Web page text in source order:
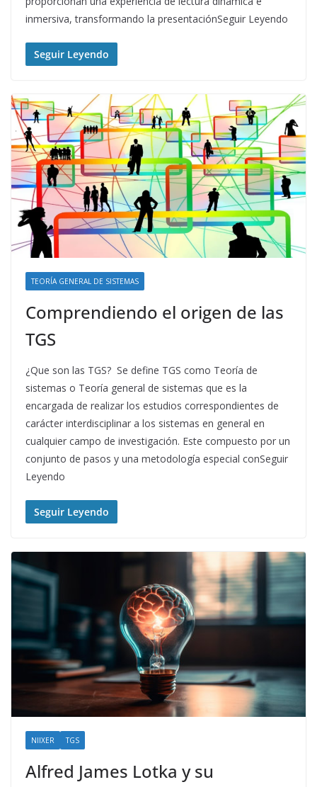
inmersiva, transformando la presentaciónSeguir Leyendo
Seguir Leyendo
TEORÍA GENERAL DE SISTEMAS
Comprendiendo el origen de las
TGS
¿Que son las TGS? Se define TGS como Teoría de
sistemas o Teoría general de sistemas que es la
encargada de realizar los estudios correspondientes de
carácter interdisciplinar a los sistemas en general en
cualquier campo de investigación. Este compuesto por un
conjunto de pasos y una metodología especial conSeguir
Leyendo
Seguir Leyendo
NIIXER TGS
Alfred James Lotka y su